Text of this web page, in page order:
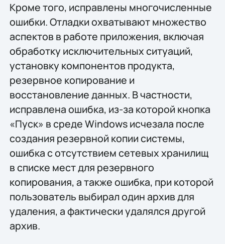
Кроме того, исправлены многочисленные
ошибки. Отладки охватывают множество
аспектов в работе приложения, включая
обработку исключительных ситуаций,
установку компонентов продукта,
резервное копирование и
восстановление данных. В частности,
исправлена ошибка, из-за которой кнопка
«Пуск» в среде Windows исчезала после
создания резервной копии системы,
ошибка с отсутствием сетевых хранилищ
в списке мест для резервного
копирования, а также ошибка, при которой
пользователь выбирал один архив для
удаления, а фактически удалялся другой
архив.